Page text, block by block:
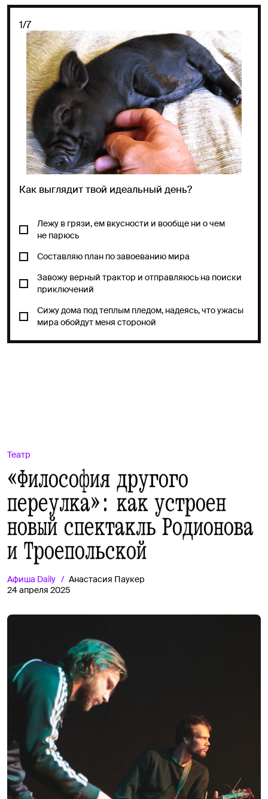
1/7
Как выглядит твой идеальный день?
Лежу в грязи, ем вкусности и вообще ни о чем
не парюсь
Составляю план по завоеванию мира
Завожу верный трактор и отправляюсь на поиски
приключений
Сижу дома под теплым пледом, надеясь, что ужасы
мира обойдут меня стороной
Театр
«Философия другого
переулка»: как устроен
новый спектакль Родионова
и Троепольской
Афиша Daily
Анастасия Паукер
24 апреля 2025